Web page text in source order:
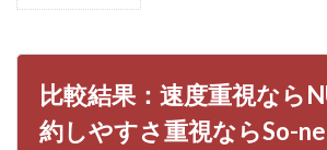
なら
NURO
光、契
約しや
比較結果：速度重視なら
約しやすさ重視ならSo-